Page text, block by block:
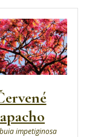
impetiginosa